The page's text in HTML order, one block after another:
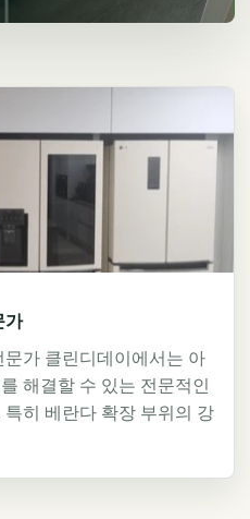
가
가 클린디데이에서는 아
해결할 수 있는 전문적인
히 베란다 확장 부위의 강